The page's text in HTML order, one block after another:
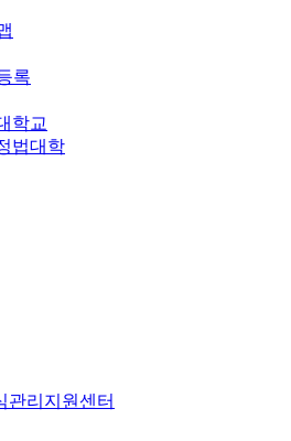
록
학교
법대학
관리지원센터